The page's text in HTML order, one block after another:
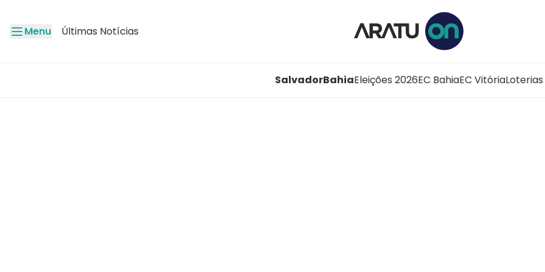
Menu Últimas Notícias
SalvadorBahiaEleições 2026EC BahiaEC VitóriaLoterias